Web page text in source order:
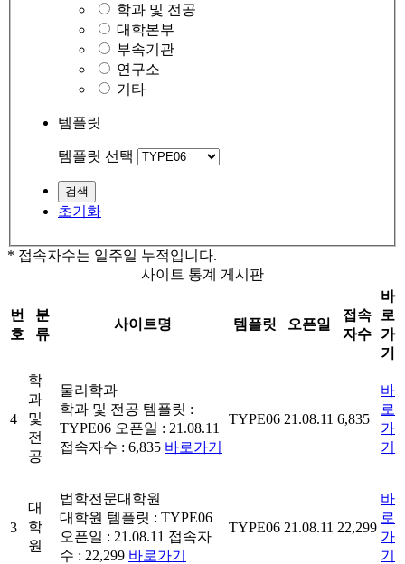
학과 및 전공
대학본부
부속기관
연구소
기타
템플릿
템플릿 선택
검색
초기화
* 접속자수는 일주일 누적입니다.
사이트 통계 게시판
번
호
분
류
사이트명 템플릿 오픈일
접속
자수
바
로
가
기
4
학
과
및
전
공
물리학과
학과 및 전공 템플릿 :
TYPE06 오픈일 : 21.08.11
접속자수 : 6,835 바로가기
TYPE06 21.08.11 6,835
바
로
가
기
3
대
학
원
법학전문대학원
대학원 템플릿 : TYPE06
오픈일 : 21.08.11 접속자
수 : 22,299 바로가기
TYPE06 21.08.11 22,299
바
로
가
기